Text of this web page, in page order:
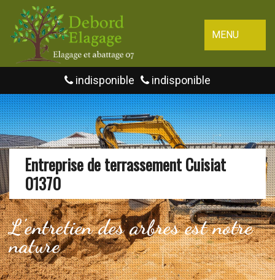
MENU
indisponible indisponible
Entreprise de terrassement Cuisiat
01370
L'entretien des arbres est notre
nature